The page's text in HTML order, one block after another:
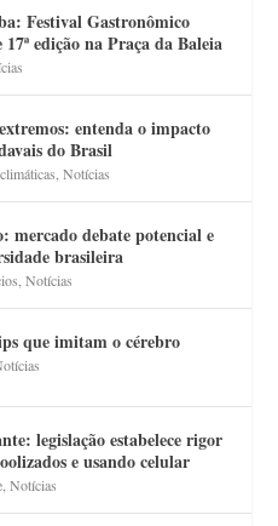
Festival Gastronômico
edição na Praça da Baleia
entenda o impacto
do Brasil
,Notícias
mercado debate potencial e
brasileira
,Notícias
que imitam o cérebro
legislação estabelece rigor
e usando celular
,Notícias